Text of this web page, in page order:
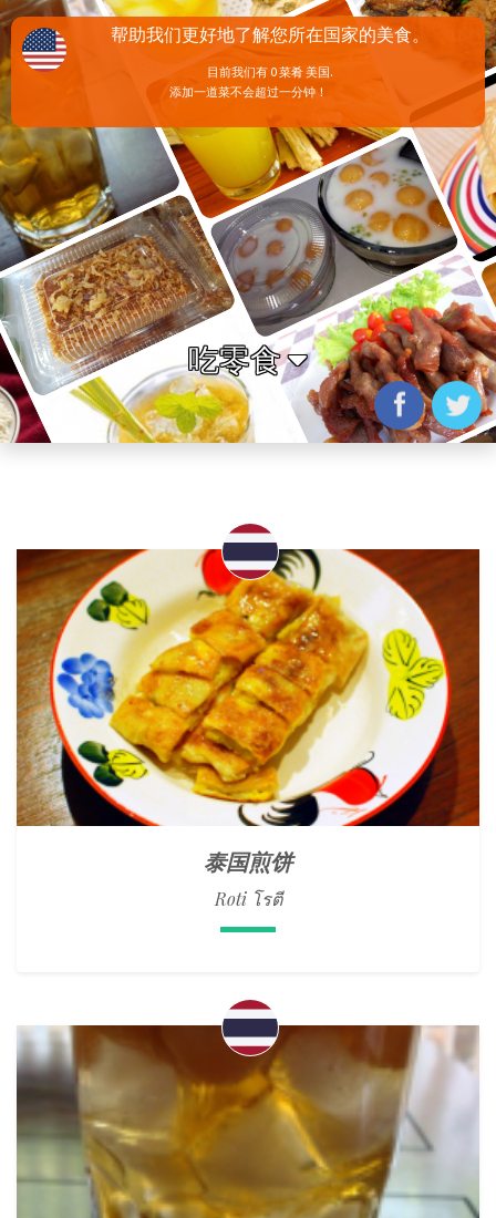
吃零食
泰国煎饼
Roti โรตี
帮助我们更好地了解您所在国家的美食。
目前我们有 0 菜肴 美国.
添加一道菜不会超过一分钟！